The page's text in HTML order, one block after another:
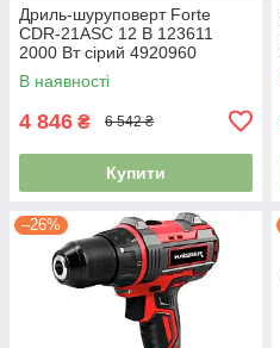
Дриль-шуруповерт Forte
СDR-21ASС 12 В 123611
2000 Вт сірий 4920960
В наявності
4 846 ₴ 6 542 ₴
Купити
–26%